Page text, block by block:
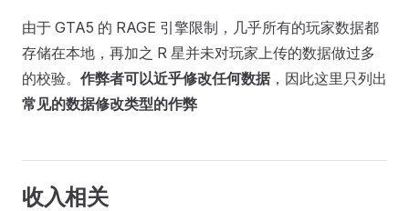
由于 GTA5 的 RAGE 引擎限制，几乎所有的玩家数据都
存储在本地，再加之 R 星并未对玩家上传的数据做过多
的校验。 作弊者可以近乎修改任何数据，因此这里只列出
常见的数据修改类型的作弊
收入相关